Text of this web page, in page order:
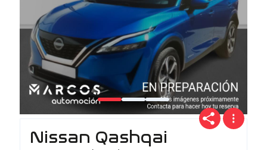
Nissan Qashqai